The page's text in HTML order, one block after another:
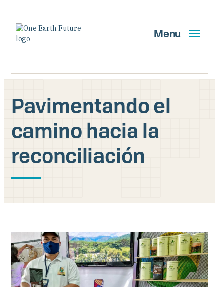
contenido
principal
Menu
OBTENER ACTUALIZACIONES
Dónde trabajamos
Investigación y reportes
Pavimentando el
camino hacia la
reconciliación